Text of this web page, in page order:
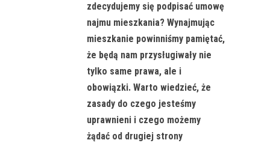
zdecydujemy się podpisać umowę
najmu mieszkania? Wynajmując
mieszkanie powinniśmy pamiętać,
że będą nam przysługiwały nie
tylko same prawa, ale i
obowiązki. Warto wiedzieć, że
zasady do czego jesteśmy
uprawnieni i czego możemy
żądać od drugiej strony